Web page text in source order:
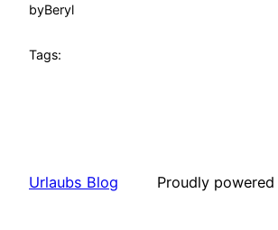
byBeryl
Tags:
Urlaubs Blog Proudly